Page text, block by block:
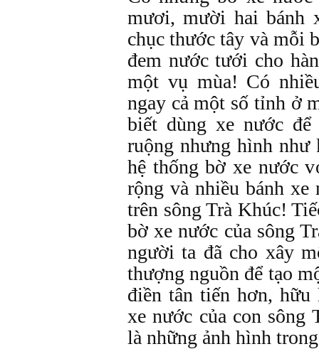
mươi, mười hai bánh
chục thước tây và mỗi
đem nước tưới cho
một vụ mùa! Có
ngay cả một số tỉnh ở
biết dùng xe nước
ruộng nhưng hình
hệ thống bờ xe nước
rộng và nhiều bánh
trên sông Trà Khúc!
bờ xe nước của sông
người ta đã cho xây
thượng nguồn để tạo
điền tân tiến hơn,
xe nước của con sông
là những ảnh hình